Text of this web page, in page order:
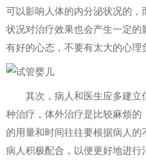
可以影响人体的内分泌状况的
状况对治疗效果也会产生一定
有好的心态，不要有太大的心理
其次，病人和医生应多建立
种治疗，体外治疗是比较麻烦的
的用量和时间往往要根据病人
病人积极配合，以便更好地进行